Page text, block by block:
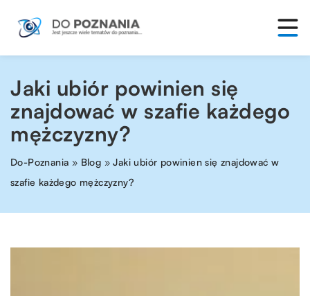
Jaki ubiór powinien się
znajdować w szafie każdego
mężczyzny?
Do-Poznania » Blog »Jaki ubiór powinien się znajdować w
szafie każdego mężczyzny?